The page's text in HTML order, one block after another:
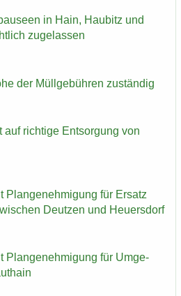
in Hain, Hau­bitz und
zu­ge­las­sen
der Müll­ge­büh­ren zu­stän­dig
auf rich­ti­ge Ent­sor­gung von
Plan­ge­neh­mi­gung für Er­satz
Deut­zen und Heu­ers­dorf
Plan­ge­neh­mi­gung für Um­ge­